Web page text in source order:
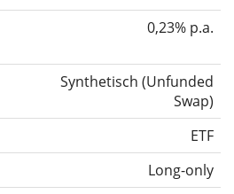
0,23% p.a.
Synthetisch (Unfunded
Swap)
ETF
Long-only